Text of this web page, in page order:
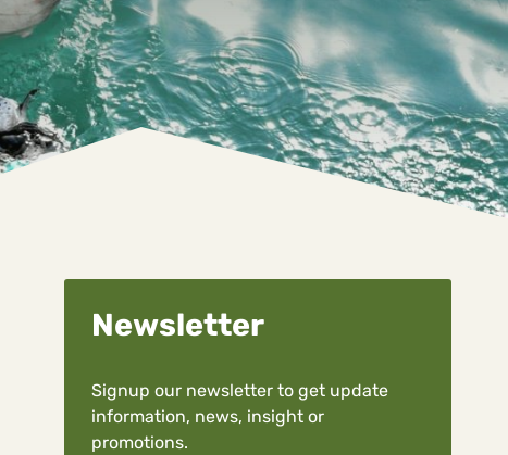
Newsletter
Signup our newsletter to get update
information, news, insight or
promotions.